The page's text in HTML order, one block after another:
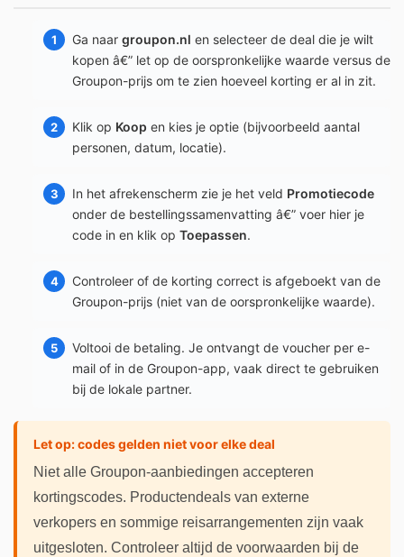
Ga naar groupon.nl en selecteer de deal die je wilt
kopen â€” let op de oorspronkelijke waarde versus de
Groupon-prijs om te zien hoeveel korting er al in zit.
Klik op Koop en kies je optie (bijvoorbeeld aantal
personen, datum, locatie).
In het afrekenscherm zie je het veld Promotiecode
onder de bestellingssamenvatting â€” voer hier je
code in en klik op Toepassen.
Controleer of de korting correct is afgeboekt van de
Groupon-prijs (niet van de oorspronkelijke waarde).
Voltooi de betaling. Je ontvangt de voucher per e-
mail of in de Groupon-app, vaak direct te gebruiken
bij de lokale partner.
Let op: codes gelden niet voor elke deal
Niet alle Groupon-aanbiedingen accepteren
kortingscodes. Productendeals van externe
verkopers en sommige reisarrangementen zijn vaak
uitgesloten. Controleer altijd de voorwaarden bij de